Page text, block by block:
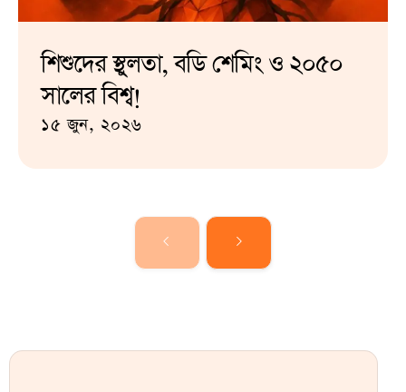
শিশুদের স্থুলতা, বডি শেমিং ও ২০৫০
সালের বিশ্ব!
১৫ জুন, ২০২৬